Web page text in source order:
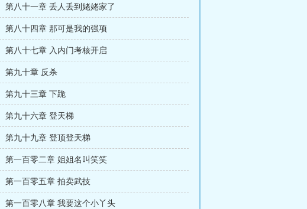
第八十一章 丢人丢到姥姥家了
第八十四章 那可是我的强项
第八十七章 入内门考核开启
第九十章 反杀
第九十三章 下跪
第九十六章 登天梯
第九十九章 登顶登天梯
第一百零二章 姐姐名叫笑笑
第一百零五章 拍卖武技
第一百零八章 我要这个小丫头